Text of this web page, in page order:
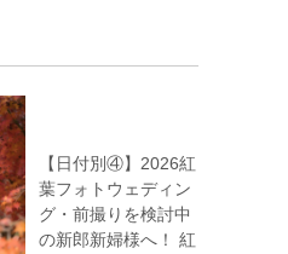
【日付別④】2026紅
葉フォトウェディン
グ・前撮りを検討中
の新郎新婦様へ！ 紅